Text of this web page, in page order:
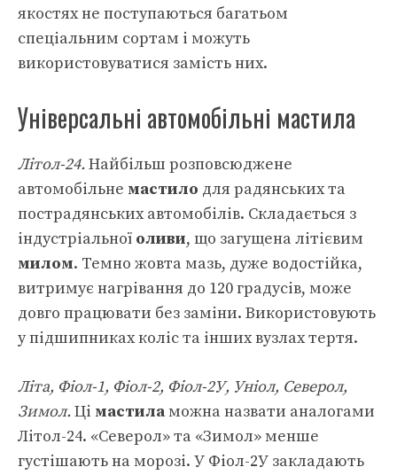
якостях не поступаються багатьом
спеціальним сортам і можуть
використовуватися замість них.
Універсальні автомобільні мастила
Літол-24.Найбільш розповсюджене
автомобільне мастило для радянських та
пострадянських автомобілів. Складається з
індустріальної оливи, що загущена літієвим
милом. Темно жовта мазь, дуже водостійка,
витримує нагрівання до 120 градусів, може
довго працювати без заміни. Використовують
у підшипниках коліс та інших вузлах тертя.
Літа, Фіол-1, Фіол-2, Фіол-2У, Уніол, Северол,
Зимол.Ці мастиламожна назвати аналогами
Літол-24. «Северол» та «Зимол» менше
густішають на морозі. У Фіол-2У закладають